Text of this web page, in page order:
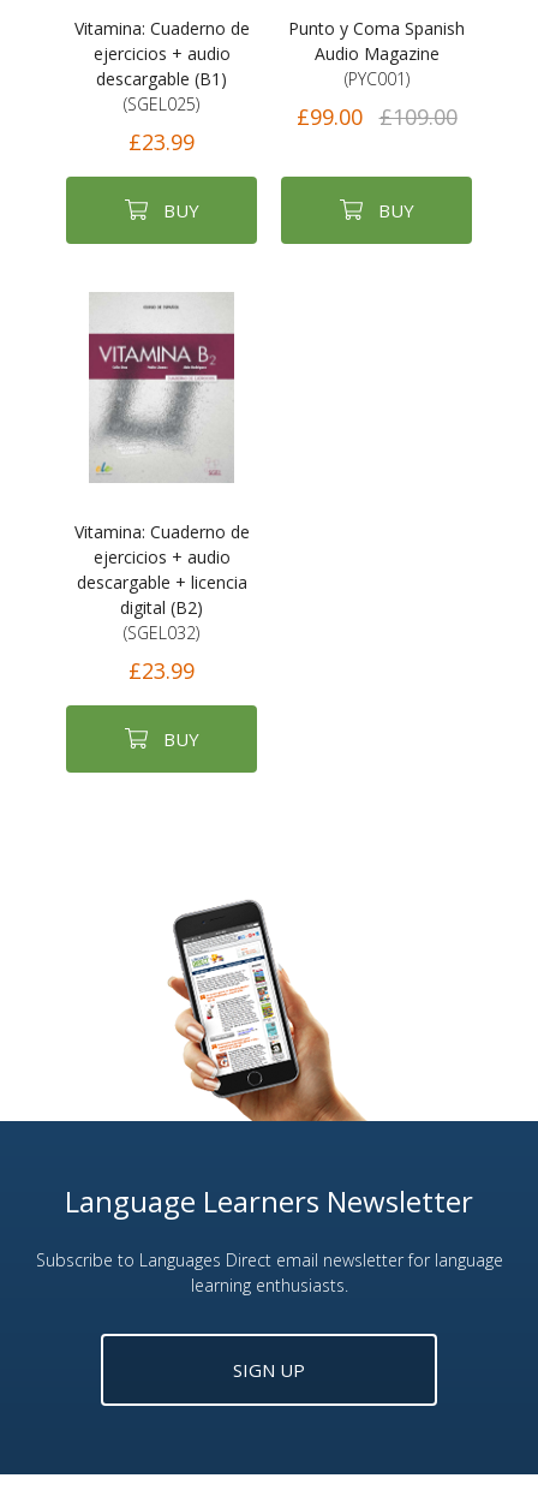
Vitamina: Cuaderno de
ejercicios + audio
descargable (B1)
(SGEL025)
£23.99
BUY
Punto y Coma Spanish
Audio Magazine
(PYC001)
£99.00 £109.00
BUY
Vitamina: Cuaderno de
ejercicios + audio
descargable + licencia
digital (B2)
(SGEL032)
£23.99
BUY
Language Learners Newsletter
Subscribe to Languages Direct email newsletter for language
learning enthusiasts.
SIGN UP